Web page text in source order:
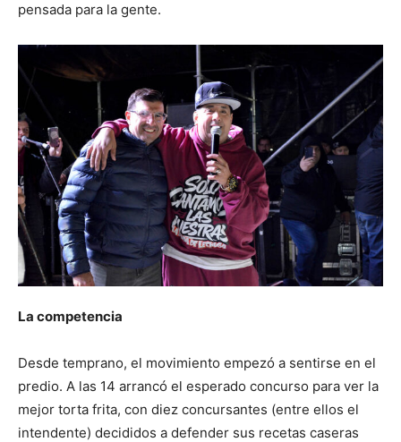
pensada para la gente.
La competencia
Desde temprano, el movimiento empezó a sentirse en el
predio. A las 14 arrancó el esperado concurso para ver la
mejor torta frita, con diez concursantes (entre ellos el
intendente) decididos a defender sus recetas caseras